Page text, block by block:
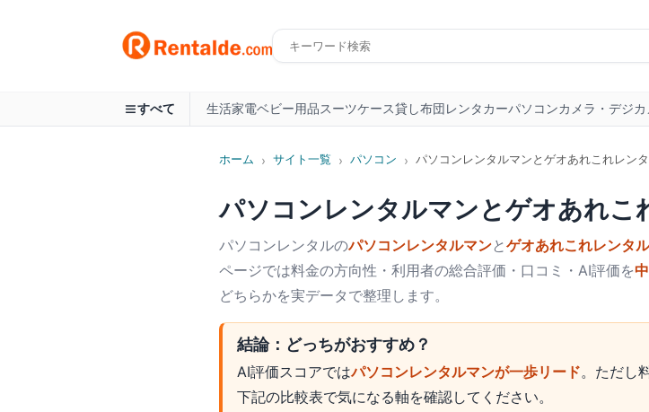
すべて 生活家電ベビー用品スーツケース貸し布団レンタカーパソコンカメラ・デジカ
ホーム › サイト一覧 › パソコン › パソコンレンタルマンとゲオあれこれレン
パソコンレンタルマン とゲオあれこ
パソコンレンタルのパソコンレンタルマンとゲオあれこれレンタル
ページでは料金の方向性・利用者の総合評価・口コミ・AI評価を
どちらかを実データで整理します。
結論：どっちがおすすめ？
AI評価スコアではパソコンレンタルマンが一歩リード。ただし
下記の比較表で気になる軸を確認してください。